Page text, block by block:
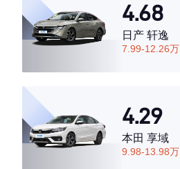
4.68
日产 轩逸
7.99-12.26万
4.29
本田 享域
9.98-13.98万